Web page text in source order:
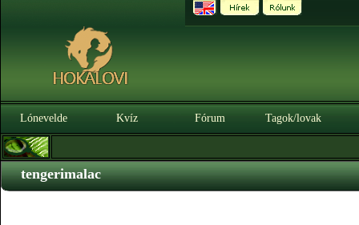
Lónevelde Kvíz Fórum Tagok/lovak
tengerimalac